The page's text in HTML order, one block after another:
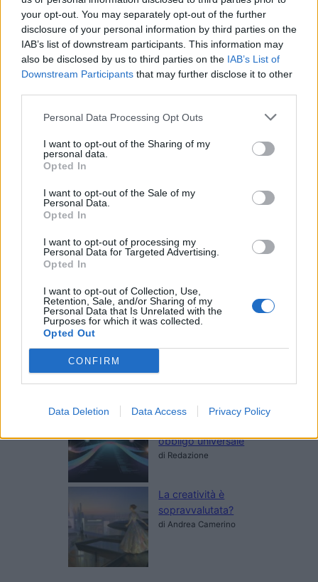
your opt-out. You may separately opt-out of the further
disclosure of your personal information by third parties on the
IAB’s list of downstream participants. This information may
also be disclosed by us to third parties on the IAB’s List of
Downstream Participants that may further disclose it to other
Personal Data Processing Opt Outs
I want to opt-out of the Sharing of my
personal data.
Opted In
I want to opt-out of the Sale of my
Personal Data.
Opted In
I want to opt-out of processing my
Personal Data for Targeted Advertising.
Opted In
I want to opt-out of Collection, Use,
Retention, Sale, and/or Sharing of my
Personal Data that Is Unrelated with the
Purposes for which it was collected.
Opted Out
CONFIRM
Data Deletion Data Access Privacy Policy
Branding Strategy, Strategia
Seguici su
InstagramLinkedIn Facebook
Articoli recenti
Road To The Future: la
Forward
di Redazione
Account Based
Marketing: il cecchino
di Andrea Camerino
Content Production per
di Redazione
L’accessibilità dei siti web
obbligo universale
di Redazione
La creatività è
sopravvalutata?
di Andrea Camerino